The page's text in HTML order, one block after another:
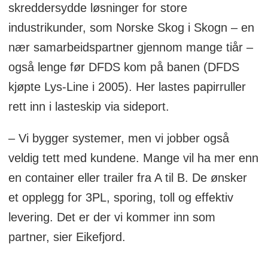
skreddersydde løsninger for store
industrikunder, som Norske Skog i Skogn – en
nær samarbeidspartner gjennom mange tiår –
også lenge før DFDS kom på banen (DFDS
kjøpte Lys-Line i 2005). Her lastes papirruller
rett inn i lasteskip via sideport.
– Vi bygger systemer, men vi jobber også
veldig tett med kundene. Mange vil ha mer enn
en container eller trailer fra A til B. De ønsker
et opplegg for 3PL, sporing, toll og effektiv
levering. Det er der vi kommer inn som
partner, sier Eikefjord.